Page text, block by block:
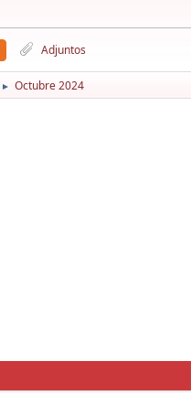
Adjuntos
► Octubre 2024